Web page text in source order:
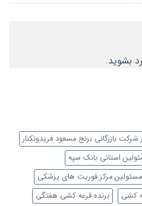
بشوید.
شرکت بازرگانی برنج مسعود فریدونکنار
استانی بانک سپه
مسئولین مرکز فوریت های پزشکی
کشی برنده قرعه کشی هفتگی